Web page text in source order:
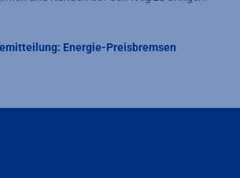
Energie-Preisbremsen